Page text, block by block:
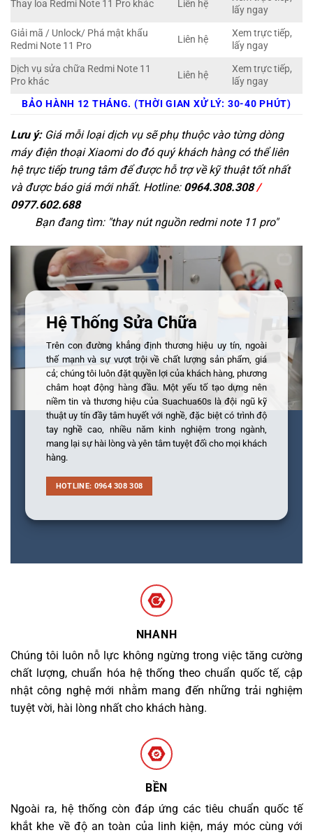
Thay loa Redmi Note 11 Pro khác Liên hệ
lấy ngay
Giải mã / Unlock/ Phá mật khẩu
Redmi Note 11 Pro
Liên hệ
Xem trực tiếp,
lấy ngay
Dịch vụ sửa chữa Redmi Note 11
Pro khác
Liên hệ
Xem trực tiếp,
lấy ngay
BẢO HÀNH 12 THÁNG. (THỜI GIAN XỬ LÝ: 30-40 PHÚT)
Lưu ý:Giá mỗi loại dịch vụ sẽ phụ thuộc vào từng dòng
máy điện thoại Xiaomi do đó quý khách hàng có thể liên
hệ trực tiếp trung tâm để được hỗ trợ về kỹ thuật tốt nhất
và được báo giá mới nhất. Hotline: 0964.308.308/
0977.602.688
Bạn đang tìm: "thay nút nguồn redmi note 11 pro"
Hệ Thống Sửa Chữa
Trên con đường khẳng định thương hiệu uy tín, ngoài
thế mạnh và sự vượt trội về chất lượng sản phẩm, giá
cả; chúng tôi luôn đặt quyền lợi của khách hàng, phương
châm hoạt động hàng đầu. Một yếu tố tạo dựng nên
niềm tin và thương hiệu của Suachua60s là đội ngũ kỹ
thuật uy tín đầy tâm huyết với nghề, đặc biệt có trình độ
tay nghề cao, nhiều năm kinh nghiệm trong ngành,
mang lại sự hài lòng và yên tâm tuyệt đối cho mọi khách
hàng.
HOTLINE: 0964 308 308
NHANH
Chúng tôi luôn nỗ lực không ngừng trong việc tăng cường
chất lượng, chuẩn hóa hệ thống theo chuẩn quốc tế, cập
nhật công nghệ mới nhằm mang đến những trải nghiệm
tuyệt vời, hài lòng nhất cho khách hàng.
BỀN
Ngoài ra, hệ thống còn đáp ứng các tiêu chuẩn quốc tế
khắt khe về độ an toàn của linh kiện, máy móc cùng với